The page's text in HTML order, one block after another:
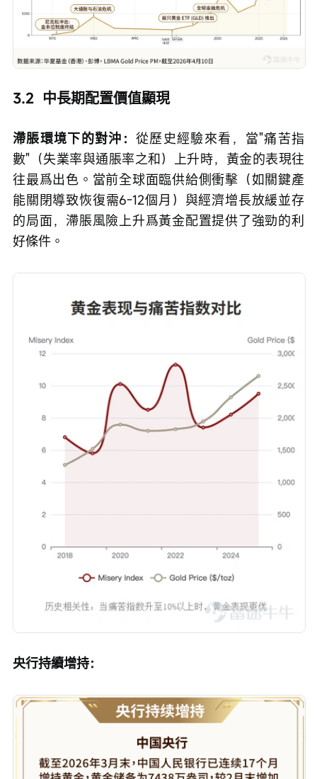
3.2  中長期配置價值顯現
滯脹環境下的對沖： 從歷史經驗來看，當"痛苦指
數"（失業率與通脹率之和）上升時，黃金的表現往
往最爲出色。當前全球面臨供給側衝擊（如關鍵產
能關閉導致恢復需6-12個月）與經濟增長放緩並存
的局面，滯脹風險上升爲黃金配置提供了強勁的利
好條件。
央行持續增持：